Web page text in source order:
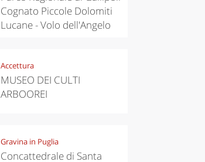
Cognato Piccole Dolomiti
Lucane - Volo dell'Angelo
Accettura
MUSEO DEI CULTI
ARBOOREI
Gravina in Puglia
Concattedrale di Santa